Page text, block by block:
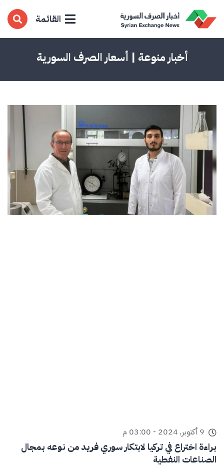
القائمة
أخبار منوعة | أسعار الصرف السورية
9 أكتوبر, 2024 - 03:00 م
براءة اختراع في تركيا لابتكار سوري فريد من نوعه بمجال
الصناعات النفطية